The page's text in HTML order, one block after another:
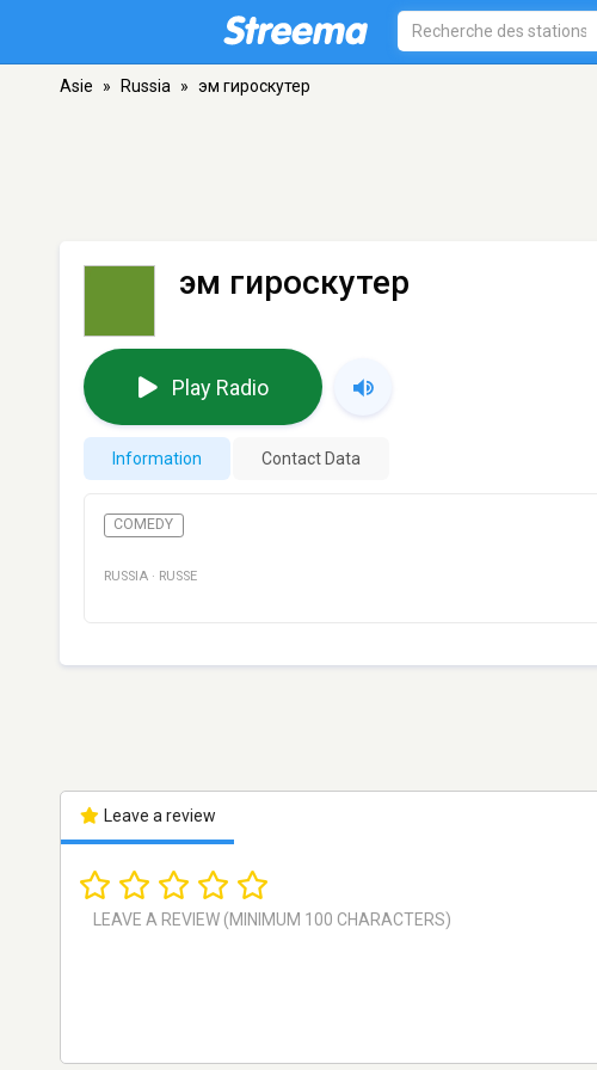
Asie » Russia » эм гироскутер
эм гироскутер
Play Radio
Information Contact Data
COMEDY
RUSSIA · RUSSE
Leave a review